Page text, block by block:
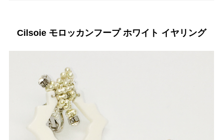
Cilsoie モロッカンフープ ホワイト イヤリング